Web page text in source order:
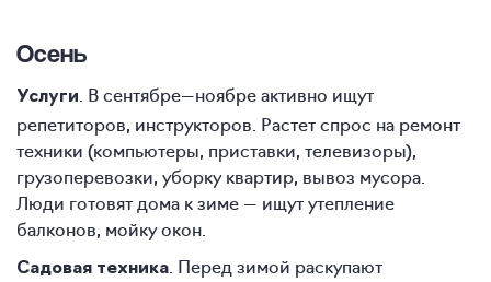
Осень
Услуги
. В сентябре—ноябре активно ищут
репетиторов, инструкторов. Растет спрос на ремонт
техники (компьютеры, приставки, телевизоры),
грузоперевозки, уборку квартир, вывоз мусора.
Люди готовят дома к зиме — ищут утепление
балконов, мойку окон.
Садовая техника . Перед зимой раскупают